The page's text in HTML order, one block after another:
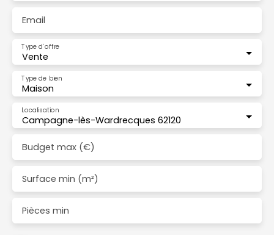
Email
Vente
Type d'offre
Maison
Type de bien
Campagne-lès-Wardrecques 62120
Localisation
Budget max (€)
Surface min (m²)
Pièces min